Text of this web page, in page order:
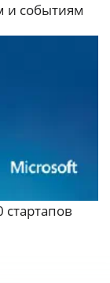
и событиям
стартапов